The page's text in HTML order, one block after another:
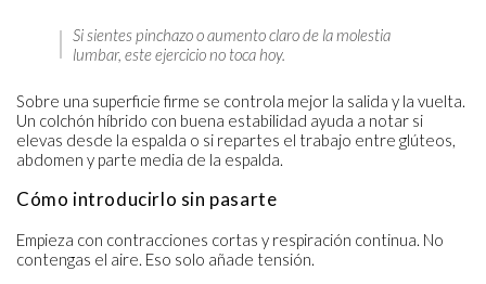
Si sientes pinchazo o aumento claro de la molestia
lumbar, este ejercicio no toca hoy.
Sobre una superficie firme se controla mejor la salida y la vuelta.
Un colchón híbrido con buena estabilidad ayuda a notar si
elevas desde la espalda o si repartes el trabajo entre glúteos,
abdomen y parte media de la espalda.
Cómo introducirlo sin pasarte
Empieza con contracciones cortas y respiración continua. No
contengas el aire. Eso solo añade tensión.